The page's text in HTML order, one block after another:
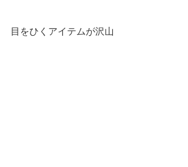
目をひくアイテムが沢山